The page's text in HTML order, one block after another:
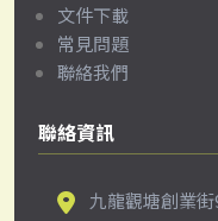
文件下載
常見問題
聯絡我們
聯絡資訊
九龍觀塘創業